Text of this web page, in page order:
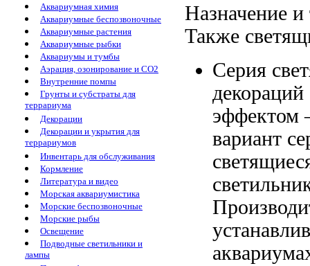
Аквариумная химия
Аквариумные беспозвоночные
Аквариумные растения
Аквариумные рыбки
Аквариумы и тумбы
Аэрация, озонирование и CO2
Внутренние помпы
Грунты и субстраты для
террариума
Декорации
Декорации и укрытия для
террариумов
Инвентарь для обслуживания
Кормление
Литература и видео
Морская аквариумистика
Морские беспозвоночные
Морские рыбы
Освещение
Подводные светильники и
лампы
Назначение и
Также
Серия
эффектом
вариант